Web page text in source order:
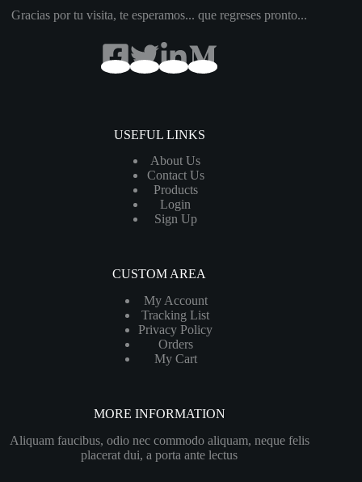
Gracias por tu visita, te esperamos... que regreses pronto...
USEFUL LINKS
About Us
Contact Us
Products
Login
Sign Up
CUSTOM AREA
My Account
Tracking List
Privacy Policy
Orders
My Cart
MORE INFORMATION
Aliquam faucibus, odio nec commodo aliquam, neque felis
placerat dui, a porta ante lectus